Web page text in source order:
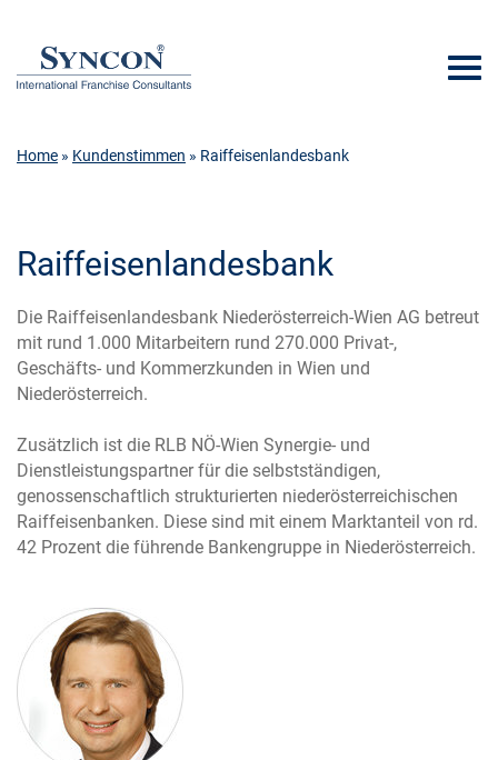
Home » Kundenstimmen » Raiffeisenlandesbank
Raiffeisenlandesbank
Die Raiffeisenlandesbank Niederösterreich-Wien AG betreut
mit rund 1.000 Mitarbeitern rund 270.000 Privat-,
Geschäfts- und Kommerzkunden in Wien und
Niederösterreich.
Zusätzlich ist die RLB NÖ-Wien Synergie- und
Dienstleistungspartner für die selbstständigen,
genossenschaftlich strukturierten niederösterreichischen
Raiffeisenbanken. Diese sind mit einem Marktanteil von rd.
42 Prozent die führende Bankengruppe in Niederösterreich.